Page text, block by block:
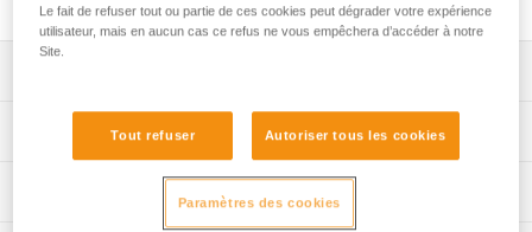
commercialisées entre 2014 et 2018 :
- GRILLON HOOK (L52H),
Spécifications techniques
Certification(s): CE
Spécifications référence(s)
Informations techniques
Le fait de refuser tout ou partie de ces cookies peut dégrader votre expérience
utilisateur, mais en aucun cas ce refus ne vous empêchera d’accéder à notre
Site.
Tout refuser Autoriser tous les cookies
Paramètres des cookies